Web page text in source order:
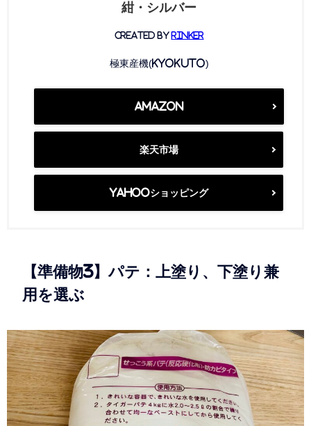
紺・シルバー
created by Rinker
極東産機(Kyokuto)
Amazon
楽天市場
Yahooショッピング
【準備物3】パテ：上塗り、下塗り兼
用を選ぶ